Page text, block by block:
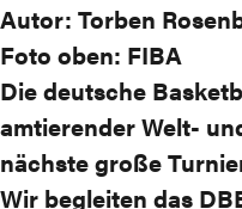
Autor: Torben
Foto oben: FIBA
Die deutsche
amtierender Welt-
nächste große
Wir begleiten das